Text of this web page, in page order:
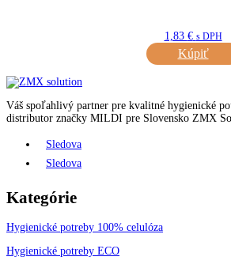
1,83 € s DPH
Kúpiť
Váš spoľahlivý partner pre kvalitné hygienické
distributor značky MILDI pre Slovensko ZMX
Sledova
Sledova
Kategórie
Hygienické potreby 100% celulóza
Hygienické potreby ECO